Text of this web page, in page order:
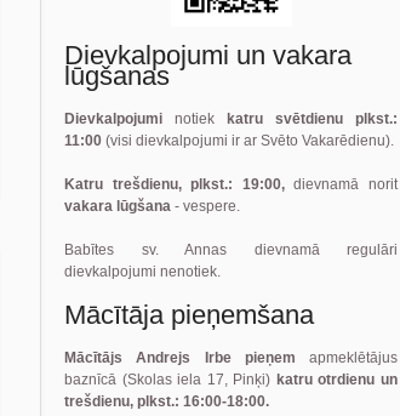
Dievkalpojumi un vakara
lūgšanas
Dievkalpojumi notiek
katru svētdienu plkst.:
11:00 (visi dievkalpojumi ir ar Svēto Vakarēdienu).
Katru trešdienu, plkst.: 19:00,dievnamā norit
vakara lūgšana - vespere.
Babītes sv. Annas dievnamā regulāri
dievkalpojumi nenotiek.
Mācītāja pieņemšana
Mācītājs Andrejs Irbe pieņem apmeklētājus
baznīcā (Skolas iela 17, Pinķi) katru otrdienu un
trešdienu, plkst.: 16:00-18:00.